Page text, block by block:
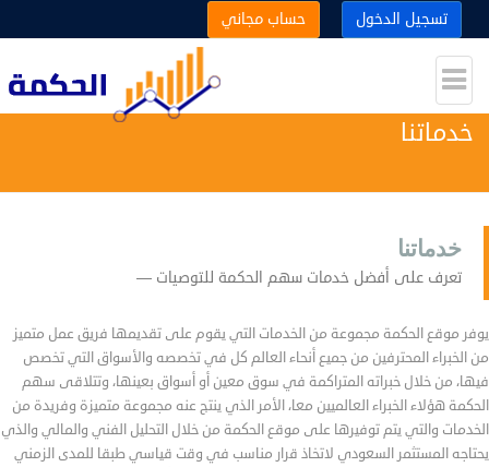
تسجيل الدخول حساب مجاني
خدماتنا
خدماتنا
تعرف على أفضل خدمات سهم الحكمة للتوصيات
يوفر موقع الحكمة مجموعة من الخدمات التي يقوم على تقديمها فريق عمل متميز
من الخبراء المحترفين من جميع أنحاء العالم كل في تخصصه والأسواق التي تخصص
فيها، من خلال خبراته المتراكمة في سوق معين أو أسواق بعينها، وتتلاقى سهم
الحكمة هؤلاء الخبراء العالميين معا، الأمر الذي ينتج عنه مجموعة متميزة وفريدة من
الخدمات والتي يتم توفيرها على موقع الحكمة من خلال التحليل الفني والمالي والذي
يحتاجه المستثمر السعودي لاتخاذ قرار مناسب في وقت قياسي طبقا للمدى الزمني